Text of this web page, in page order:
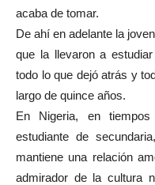
acaba de tomar.
De ahí en adelante la
que la llevaron a
todo lo que dejó atrás y
largo de quince años.
En Nigeria, en
estudiante de
mantiene una relación
admirador de la cultura